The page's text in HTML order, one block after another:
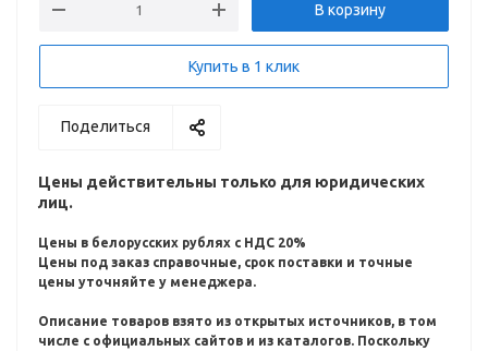
В корзину
Купить в 1 клик
Поделиться
Цены действительны только для юридических
лиц.
Цены в белорусских рублях с НДС 20%
Цены под заказ справочные, срок поставки и точные
цены уточняйте у менеджера.
Описание товаров взято из открытых источников, в том
числе с официальных сайтов и из каталогов. Поскольку